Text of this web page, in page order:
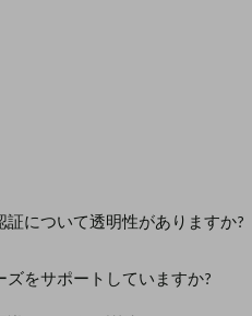
について透明性がありますか?
をサポートしていますか?